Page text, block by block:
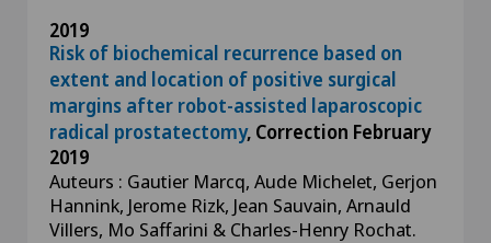
2019
Risk of biochemical recurrence based on
extent and location of positive surgical
margins after robot-assisted laparoscopic
radical prostatectomy, Correction February
2019
Auteurs : Gautier Marcq, Aude Michelet, Gerjon
Hannink, Jerome Rizk, Jean Sauvain, Arnauld
Villers, Mo Saffarini & Charles-Henry Rochat.